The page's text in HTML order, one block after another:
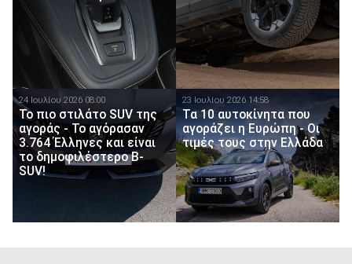
24 Ιουλίου 2026 08:00
Το πιο στιλάτο SUV της
αγοράς - Το αγόρασαν
3.764 Έλληνες και είναι
το δημοφιλέστερο B-
SUV!
23 Ιουλίου 2026 14:58
Τα 10 αυτοκίνητα που
αγοράζει η Ευρώπη - Οι
τιμές τους στην Ελλάδα